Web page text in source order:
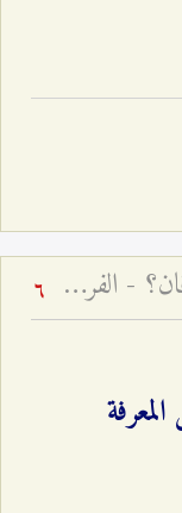
لماذا لا تكفي دراسة الفلسفة والعرفان؟ - الفرق بين العلم والمعرفة 6